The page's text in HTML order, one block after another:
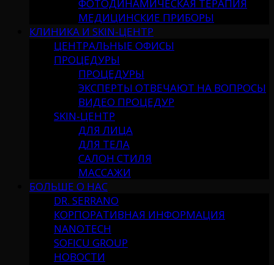
ФОТОДИНАМИЧЕСКАЯ ТЕРАПИЯ
МЕДИЦИНСКИЕ ПРИБОРЫ
КЛИНИКА И SKIN-ЦЕНТР
ЦЕНТРАЛЬНЫЕ ОФИСЫ
ПРОЦЕДУРЫ
ПРОЦЕДУРЫ
ЭКСПЕРТЫ ОТВЕЧАЮТ НА ВОПРОСЫ
ВИДЕО ПРОЦЕДУР
SKIN-ЦЕНТР
ДЛЯ ЛИЦА
ДЛЯ ТЕЛА
САЛОН СТИЛЯ
МАССАЖИ
БОЛЬШЕ О НАС
DR. SERRANO
КОРПОРАТИВНАЯ ИНФОРМАЦИЯ
NANOTECH
SOFICU GROUP
НОВОСТИ